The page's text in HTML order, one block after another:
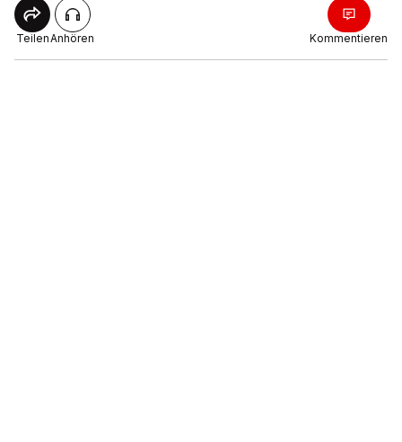
TeilenAnhören Kommentieren